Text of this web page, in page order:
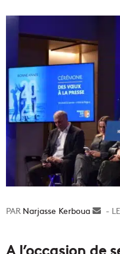
Narjasse Kerboua
A l’occasion de